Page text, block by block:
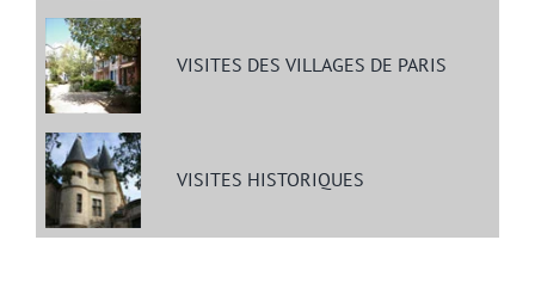
VISITES DES VILLAGES DE PARIS
VISITES HISTORIQUES